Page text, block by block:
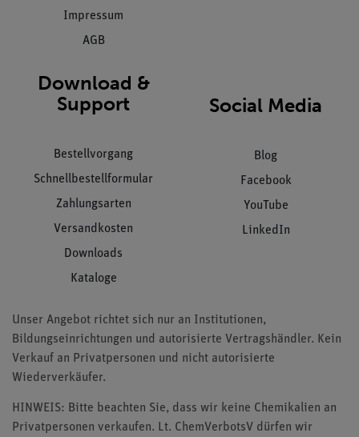
Impressum
AGB
Download &
Support
Bestellvorgang
Schnellbestellformular
Zahlungsarten
Versandkosten
Downloads
Kataloge
Social Media
Blog
Facebook
YouTube
LinkedIn
Unser Angebot richtet sich nur an Institutionen,
Bildungseinrichtungen und autorisierte Vertragshändler. Kein
Verkauf an Privatpersonen und nicht autorisierte
Wiederverkäufer.
HINWEIS: Bitte beachten Sie, dass wir keine Chemikalien an
Privatpersonen verkaufen. Lt. ChemVerbotsV dürfen wir